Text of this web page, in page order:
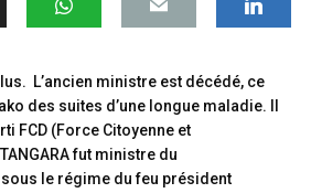
L’ancien ministre est décédé, ce
des suites d’une longue maladie. Il
FCD (Force Citoyenne et
fut ministre du
le régime du feu président